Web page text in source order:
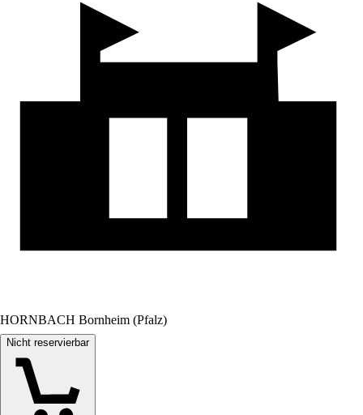
HORNBACH Bornheim (Pfalz)
Nicht reservierbar